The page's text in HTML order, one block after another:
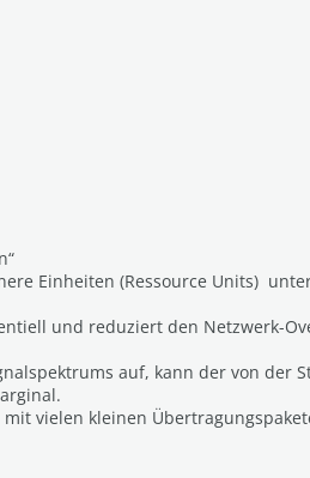
Einheiten (Ressource Units)
und reduziert den Netzwerk-
auf, kann der von
vielen kleinen